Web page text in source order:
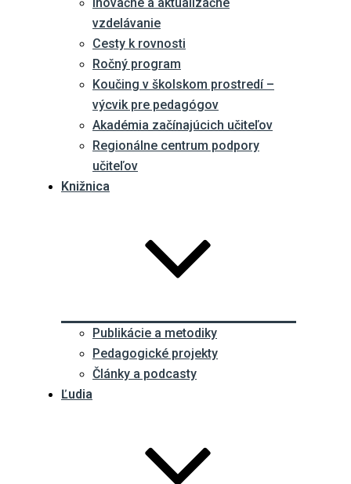
vzdelávanie
Cesty k rovnosti
Ročný program
Koučing v školskom prostredí –
výcvik pre pedagógov
Akadémia začínajúcich učiteľov
Regionálne centrum podpory
učiteľov
Knižnica
Publikácie a metodiky
Pedagogické projekty
Články a podcasty
Ľudia